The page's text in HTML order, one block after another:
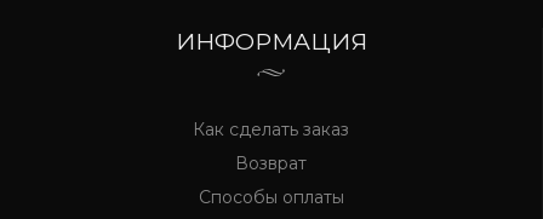
ИНФОРМАЦИЯ
Как сделать заказ
Возврат
Способы оплаты